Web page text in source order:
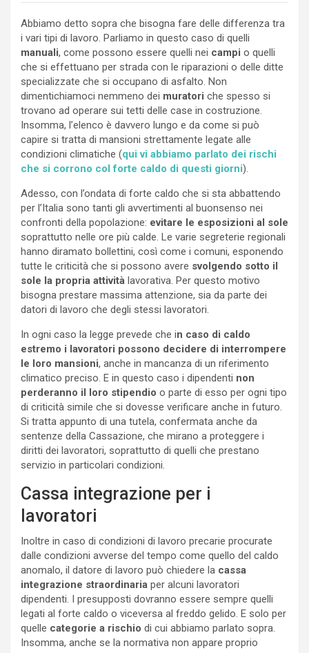
Abbiamo detto sopra che bisogna fare delle differenza tra
i vari tipi di lavoro. Parliamo in questo caso di quelli
manuali, come possono essere quelli nei campi o quelli
che si effettuano per strada con le riparazioni o delle ditte
specializzate che si occupano di asfalto. Non
dimentichiamoci nemmeno dei muratori che spesso si
trovano ad operare sui tetti delle case in costruzione.
Insomma, l’elenco è davvero lungo e da come si può
capire si tratta di mansioni strettamente legate alle
condizioni climatiche (qui vi abbiamo parlato dei rischi
che si corrono col forte caldo di questi giorni).
Adesso, con l’ondata di forte caldo che si sta abbattendo
per l’Italia sono tanti gli avvertimenti al buonsenso nei
confronti della popolazione: evitare le esposizioni al sole
soprattutto nelle ore più calde. Le varie segreterie regionali
hanno diramato bollettini, così come i comuni, esponendo
tutte le criticità che si possono avere svolgendo sotto il
sole la propria attività lavorativa. Per questo motivo
bisogna prestare massima attenzione, sia da parte dei
datori di lavoro che degli stessi lavoratori.
In ogni caso la legge prevede che in caso di caldo
estremo i lavoratori possono decidere di interrompere
le loro mansioni, anche in mancanza di un riferimento
climatico preciso. E in questo caso i dipendenti non
perderanno il loro stipendio o parte di esso per ogni tipo
di criticità simile che si dovesse verificare anche in futuro.
Si tratta appunto di una tutela, confermata anche da
sentenze della Cassazione, che mirano a proteggere i
diritti dei lavoratori, soprattutto di quelli che prestano
servizio in particolari condizioni.
Cassa integrazione per i
lavoratori
Inoltre in caso di condizioni di lavoro precarie procurate
dalle condizioni avverse del tempo come quello del caldo
anomalo, il datore di lavoro può chiedere la cassa
integrazione straordinaria per alcuni lavoratori
dipendenti. I presupposti dovranno essere sempre quelli
legati al forte caldo o viceversa al freddo gelido. E solo per
quelle categorie a rischio di cui abbiamo parlato sopra.
Insomma, anche se la normativa non appare proprio